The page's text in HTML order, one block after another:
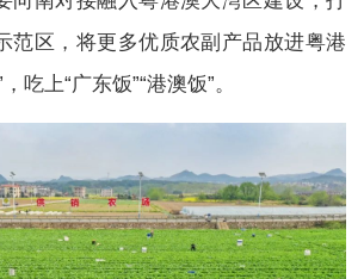
范区，将更多优质农副产品放进粤港
吃上“广东饭”“港澳饭”。